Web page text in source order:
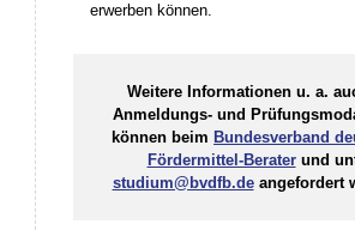
erwerben können.
Weitere Informationen u. a.
Anmeldungs- und
können beim Bundesverband
Fördermittel-Beraterund
studium@bvdfb.deangefordert